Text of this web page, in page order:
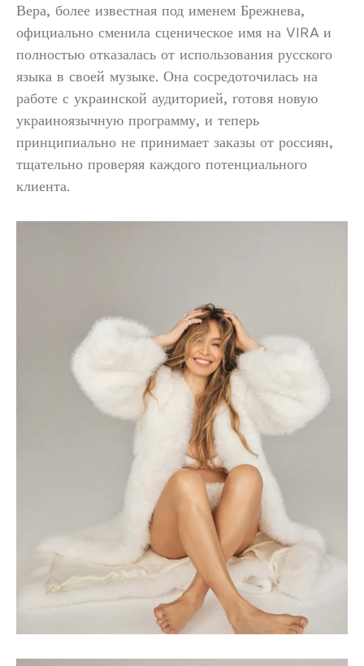
Вера, более известная под именем Брежнева,
официально сменила сценическое имя на VIRA и
полностью отказалась от использования русского
языка в своей музыке. Она сосредоточилась на
работе с украинской аудиторией, готовя новую
украиноязычную программу, и теперь
принципиально не принимает заказы от россиян,
тщательно проверяя каждого потенциального
клиента.